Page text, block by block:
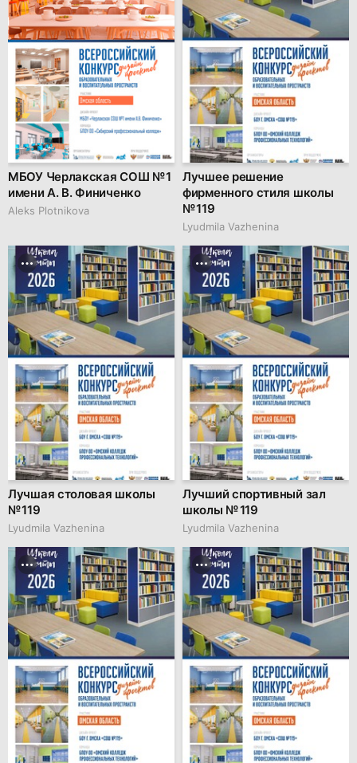
МБОУ Черлакская СОШ № 1
имени А. В. Финиченко
Aleks Plotnikova
Лучшее решение
фирменного стиля школы
№ 119
Lyudmila Vazhenina
Лучшая столовая школы
№ 119
Lyudmila Vazhenina
Лучший спортивный зал
школы № 119
Lyudmila Vazhenina